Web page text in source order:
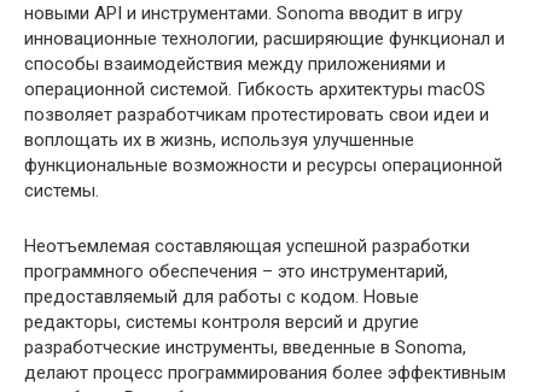
новыми API и инструментами. Sonoma вводит в игру
инновационные технологии, расширяющие функционал и
способы взаимодействия между приложениями и
операционной системой. Гибкость архитектуры macOS
позволяет разработчикам протестировать свои идеи и
воплощать их в жизнь, используя улучшенные
функциональные возможности и ресурсы операционной
системы.
Неотъемлемая составляющая успешной разработки
программного обеспечения – это инструментарий,
предоставляемый для работы с кодом. Новые
редакторы, системы контроля версий и другие
разработческие инструменты, введенные в Sonoma,
делают процесс программирования более эффективным